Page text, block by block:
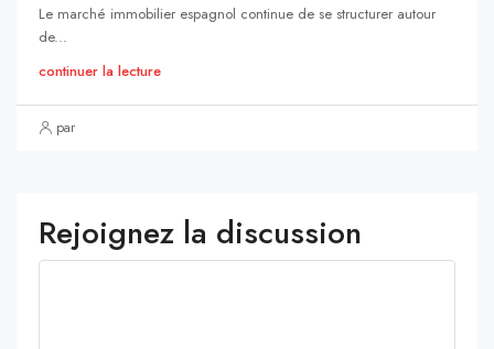
Le marché immobilier espagnol continue de se structurer autour
de...
continuer la lecture
par
Rejoignez la discussion